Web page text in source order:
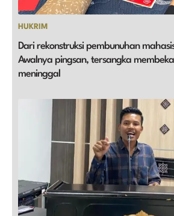
HUKRIM
Dari rekonstruksi pembunuhan
Awalnya pingsan, tersangka
meninggal